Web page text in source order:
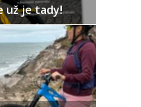
už je tady!